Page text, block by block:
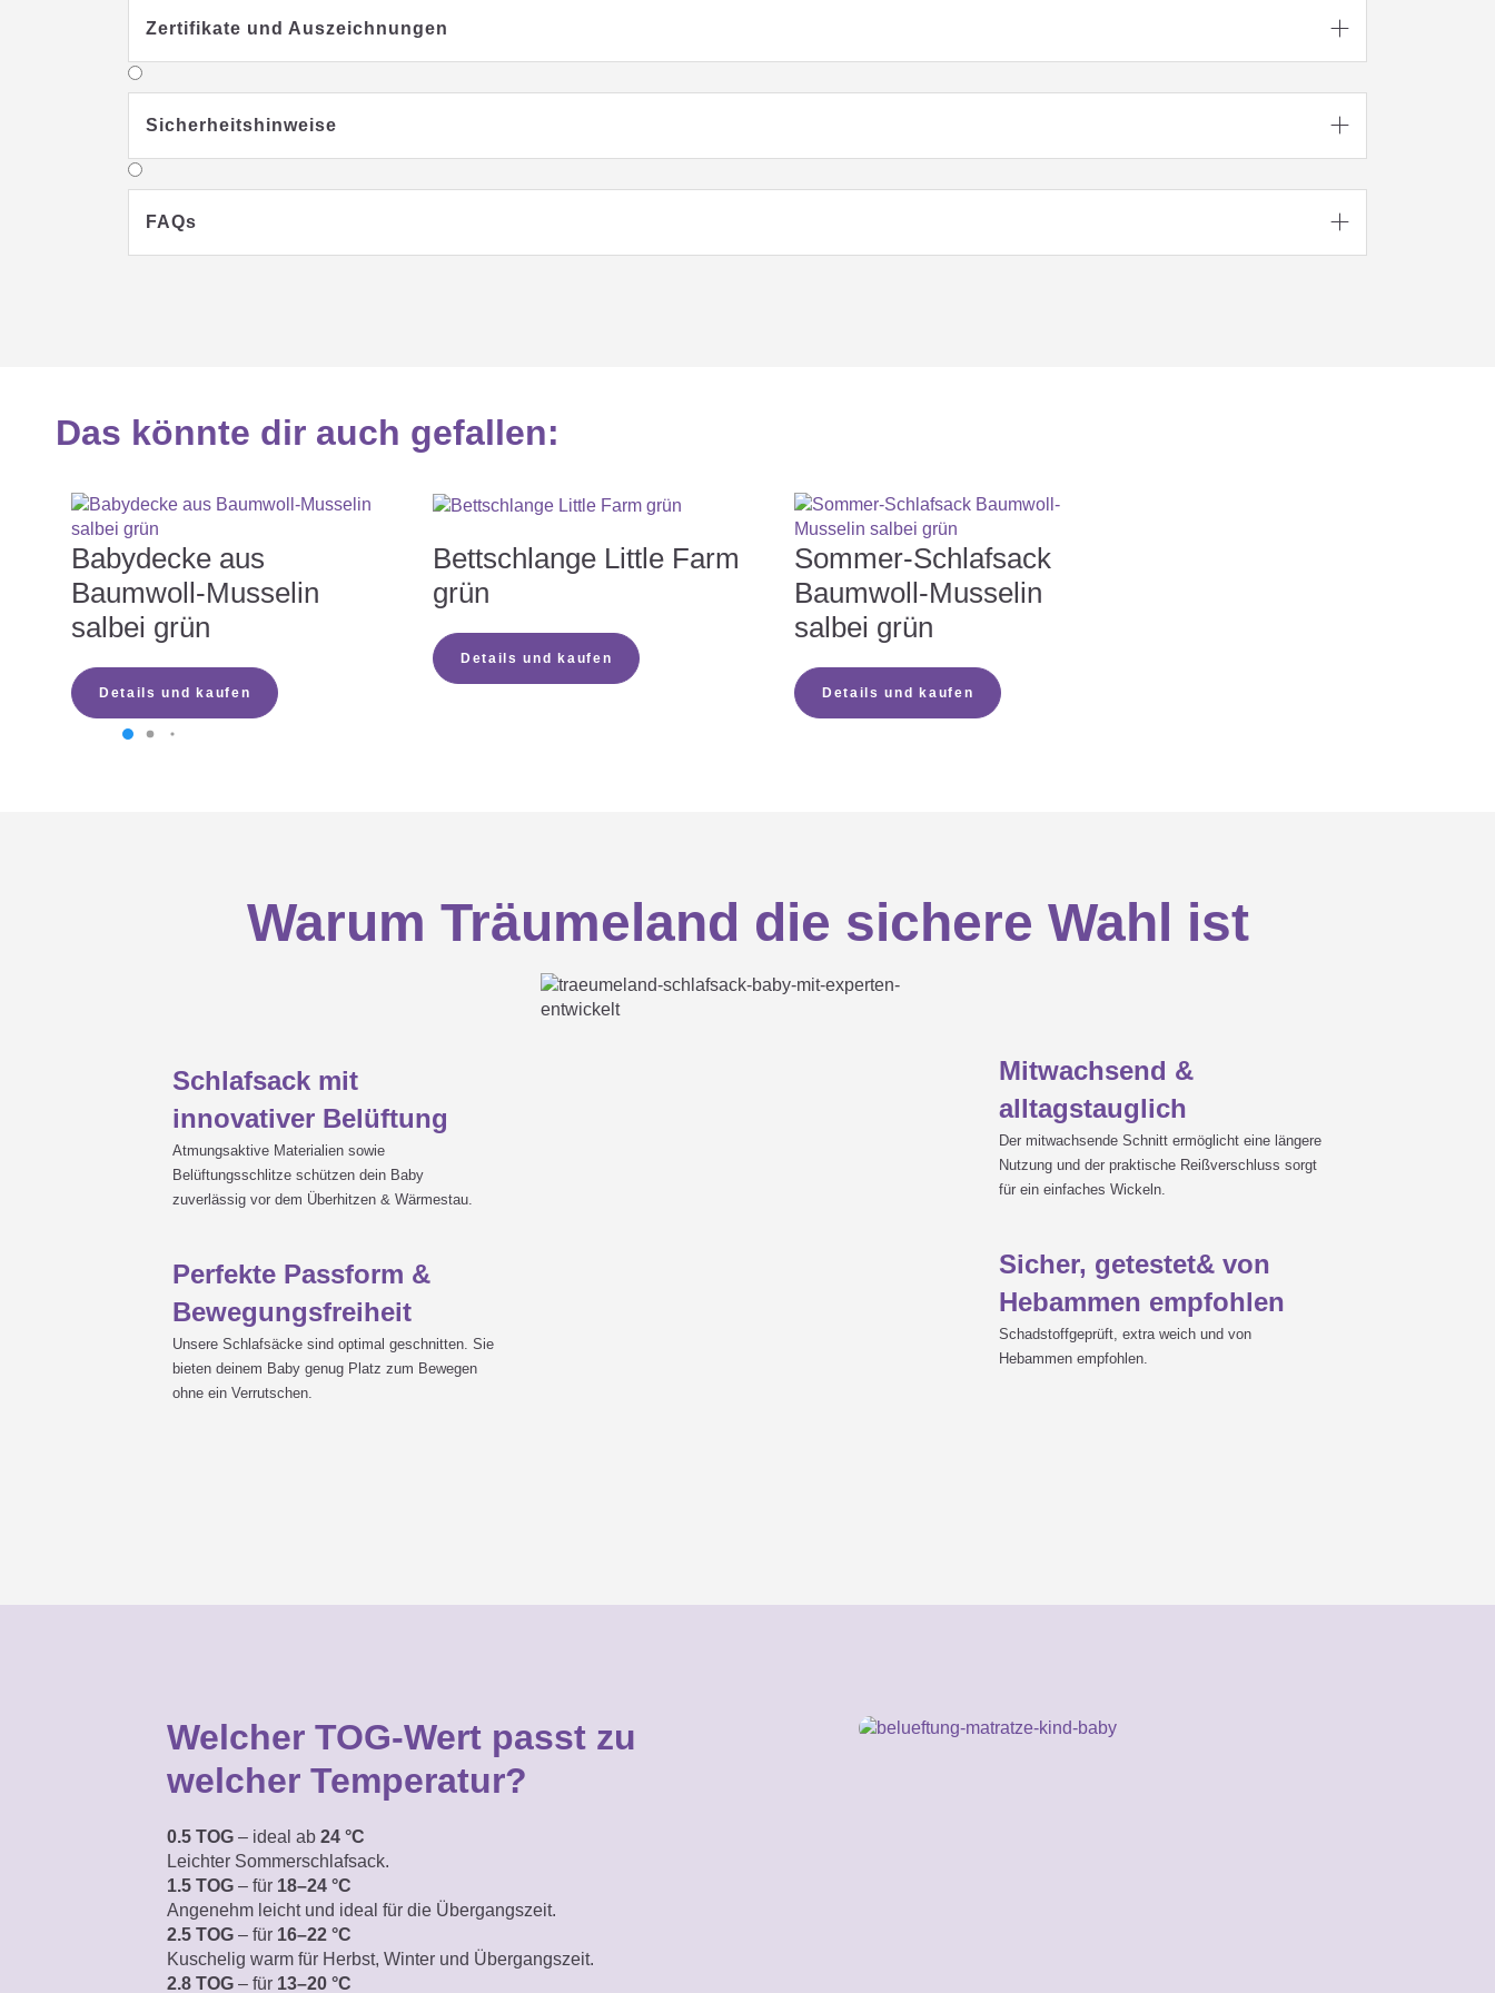
Zertifikate und Auszeichnungen 
Sicherheitshinweise 
FAQs 
Das könnte dir auch gefallen:
Babydecke aus
Baumwoll-Musselin
salbei grün
Details und kaufen
Bettschlange Little Farm
grün
Details und kaufen
Sommer-Schlafsack
Baumwoll-Musselin
salbei grün
Details und kaufen
Warum Träumeland die sichere Wahl ist
Schlafsack mit
innovativer Belüftung
Atmungsaktive Materialien sowie
Belüftungsschlitze schützen dein Baby
zuverlässig vor dem Überhitzen & Wärmestau.
Perfekte Passform &
Bewegungsfreiheit
Unsere Schlafsäcke sind optimal geschnitten. Sie
bieten deinem Baby genug Platz zum Bewegen
ohne ein Verrutschen.
Mitwachsend &
alltagstauglich
Der mitwachsende Schnitt ermöglicht eine längere
Nutzung und der praktische Reißverschluss sorgt
für ein einfaches Wickeln.
Sicher, getestet& von
Hebammen empfohlen
Schadstoffgeprüft, extra weich und von
Hebammen empfohlen.
Welcher TOG-Wert passt zu
welcher Temperatur?
0.5 TOG – ideal ab 24 °C
Leichter Sommerschlafsack.
1.5 TOG – für 18–24 °C
Angenehm leicht und ideal für die Übergangszeit.
2.5 TOG – für 16–22 °C
Kuschelig warm für Herbst, Winter und Übergangszeit.
2.8 TOG – für 13–20 °C